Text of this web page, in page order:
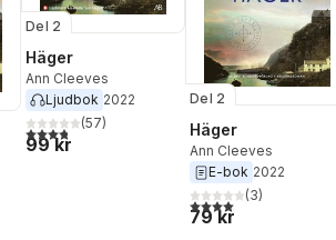
antal röster:
Del 2
Häger
Ann Cleeves
Ljudbok 2022
3,8utav 5 stjärnor. Totalt antal röster:
(57)
99 kr
Del 2
Häger
Ann Cleeves
E-bok 2022
4,0utav 5 stjärnor.
(3)
79 kr